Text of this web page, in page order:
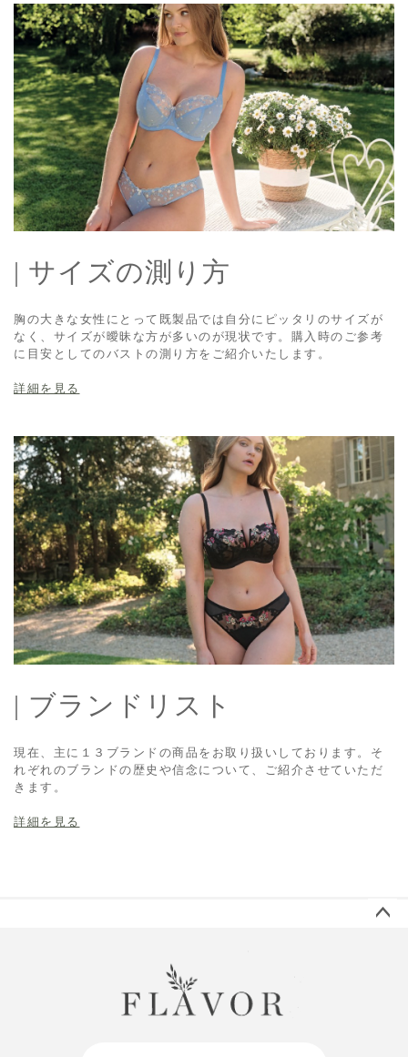
| サイズの測り方
胸の大きな女性にとって既製品では自分にピッタリのサイズが
なく、サイズが曖昧な方が多いのが現状です。購入時のご参考
に目安としてのバストの測り方をご紹介いたします。
詳細を見る
| ブランドリスト
現在、主に１３ブランドの商品をお取り扱いしております。そ
れぞれのブランドの歴史や信念について、ご紹介させていただ
きます。
詳細を見る